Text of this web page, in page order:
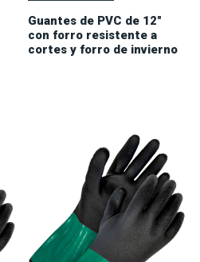
Guantes de PVC de 12"
con forro resistente a
cortes y forro de invierno